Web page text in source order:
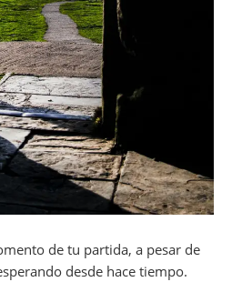
de tu partida, a pesar de
desde hace tiempo.